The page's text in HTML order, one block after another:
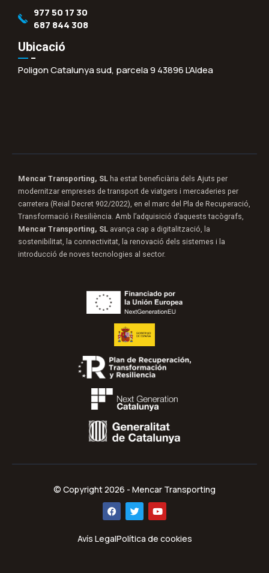
977 50 17 30
687 844 308
Ubicació
Poligon Catalunya sud, parcela 9 43896 L’Aldea
Mencar Transporting, SL ha estat beneficiària dels Ajuts per
modernitzar empreses de transport de viatgers i mercaderies per
carretera (Reial Decret 902/2022), en el marc del Pla de Recuperació,
Transformació i Resiliència. Amb l’adquisició d’aquests tacògrafs,
Mencar Transporting, SL avança cap a digitalització, la
sostenibilitat, la connectivitat, la renovació dels sistemes i la
introducció de noves tecnologies al sector.
© Copyright 2026 - Mencar Transporting
Avís LegalPolítica de cookies